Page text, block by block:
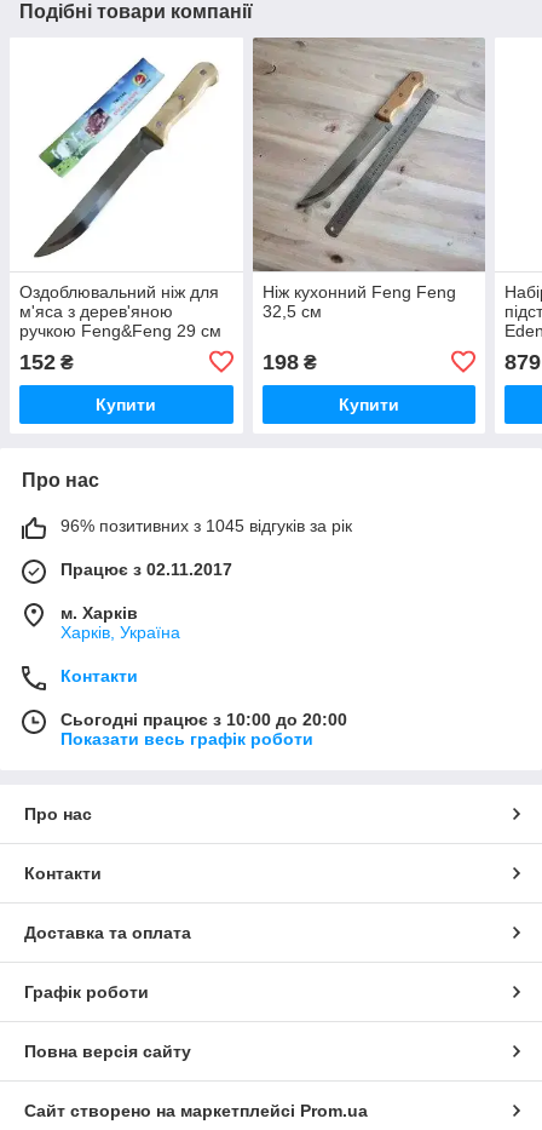
Подібні товари компанії
Оздоблювальний ніж для
м'яса з дерев'яною
ручкою Feng&Feng 29 см
152 ₴
Купити
Ніж кухонний Feng Feng
32,5 см
198₴
Купити
на
879
Про нас
96% позитивних з 1045 відгуків за рік
Працює з 02.11.2017
м. Харків
Харків, Україна
Контакти
Сьогодні працює з 10:00 до 20:00
Показати весь графік роботи
Про нас
Контакти
Доставка та оплата
Графік роботи
Повна версія сайту
Сайт створено на маркетплейсі Prom.ua